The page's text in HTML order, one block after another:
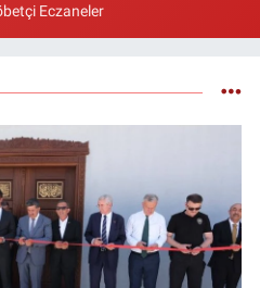
Eczaneler